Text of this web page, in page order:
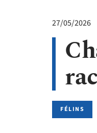
27/05/2026
FÉLINS